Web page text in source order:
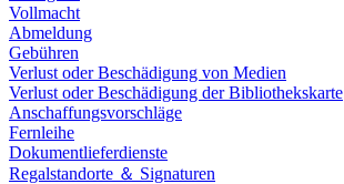
Vollmacht
Abmeldung
Gebühren
Verlust oder Beschädigung von Medien
Verlust oder Beschädigung der Bibliothekskarte
Anschaffungsvorschläge
Fernleihe
Dokumentlieferdienste
Regalstandorte ＆ Signaturen